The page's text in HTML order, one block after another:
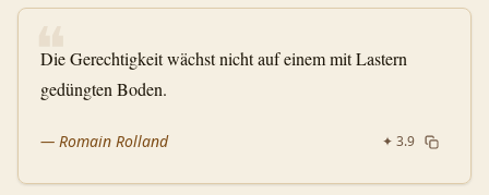
❝
Die Gerechtigkeit wächst nicht auf einem mit Lastern
gedüngten Boden.
— Romain Rolland ✦ 3.9